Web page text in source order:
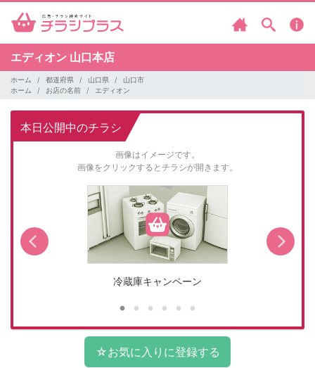
エディオン 山口本店
ホーム 都道府県 山口県
山口市
ホーム
お店の名前 エディオン
本日公開中のチラシ
画像はイメージです。
画像をクリックするとチラシが開きます。
冷蔵庫キャンペーン